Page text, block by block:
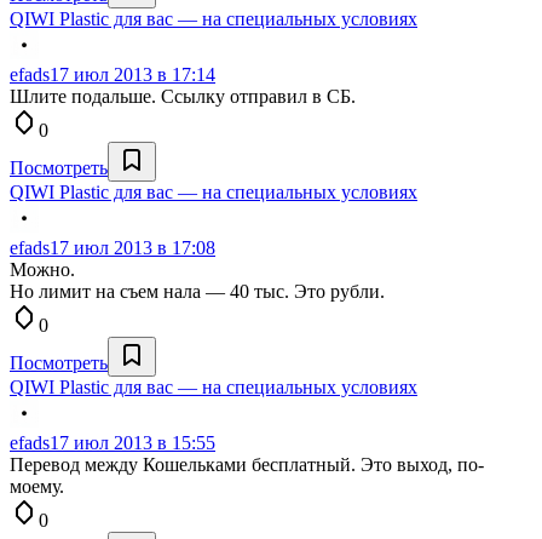
QIWI Plastic для вас — на специальных условиях
efads17 июл 2013 в 17:14
Шлите подальше. Ссылку отправил в СБ.
0
Посмотреть
QIWI Plastic для вас — на специальных условиях
efads17 июл 2013 в 17:08
Можно.
Но лимит на съем нала — 40 тыс. Это рубли.
0
Посмотреть
QIWI Plastic для вас — на специальных условиях
efads17 июл 2013 в 15:55
Перевод между Кошельками бесплатный. Это выход, по-
моему.
0